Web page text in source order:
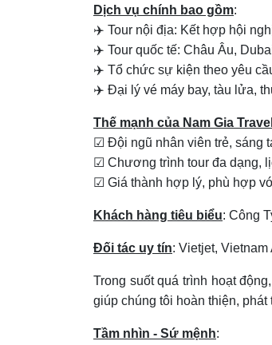
Dịch vụ chính bao gồm:
✈️ Tour nội địa: Kết hợp hội
✈️ Tour quốc tế: Châu Âu,
✈️ Tổ chức sự kiện theo yêu
✈️ Đại lý vé máy bay, tàu lửa,
Thế mạnh của Nam Gia Travel
☑ Đội ngũ nhân viên trẻ, sáng
☑ Chương trình tour đa dạng,
☑ Giá thành hợp lý, phù hợp
Khách hàng tiêu biểu: Công
Đối tác uy tín: Vietjet,
Trong suốt quá trình hoạt
giúp chúng tôi hoàn thiện,
Tầm nhìn - Sứ mệnh: